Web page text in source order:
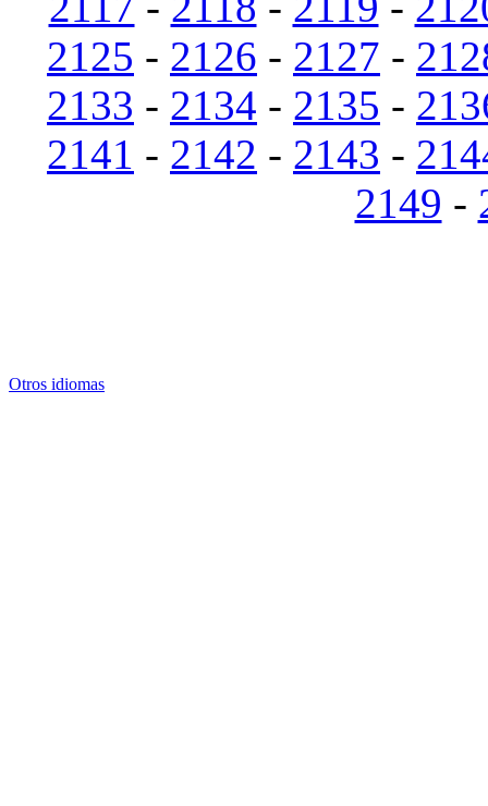
2125 - 2126 - 2127 -
2133 - 2134 - 2135 -
2141 - 2142 - 2143 -
2149 -
Otros idiomas